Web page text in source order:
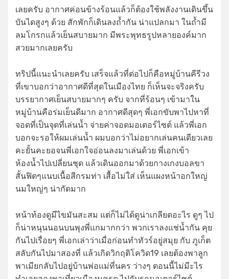
เลยครับ อากาศค่อนข้างร้อนแล้วก็ต้องใช้พลังงานเดินขึ้น
บันไดสูงๆ ด้วย สักพักก็เดินลงถ้ำกัน น่าแปลกมา ในถ้ำมี
ลมโกรกแล้วเย็นสบายมาก มีพระพุทธรูปหลายองค์มาก
สวยมากเลยครับ
ทริปนี้แนะนำเลยครับ เสร็จแล้วที่ต่อไปก็คือหมู่บ้านคีรีวง
ที่เขาบอกว่าอากาศดีที่สุดในเมืองไทย ก็เห็นจะจริงครับ
บรรยากาศเย็นสบายมากๆ ครับ จากที่ร้อนๆ เข้ามาใน
หมู่บ้านคือร่มเย็นดีมาก อากาศดีสุดๆ พี่เอกขับพาไปหาที่
จอดที่เป็นจุดที่เล่นน้ำ จ่ายค่าจอดมอเตอร์ไซต์ แล้วพี่เอก
บอกจะรอให้ผมเล่นน้ำ ผมบอกว่าไม่อยากเล่นคนเดียวเลย
คะยั้นคะยอจนพี่เอกใจอ่อนลงมาเล่นด้วย พี่เอกเข้า
ห้องน้ำไปเปลี่ยนชุด แล้วเดินออกมาด้วยกางเกงบอลขา
สั้นฟิตๆแนบเนื้อสีกรมท่า เสื้อไม่ใส่ เห็นแผงหน้าอกใหญ่
นมใหญ่ๆ น่ากัดมาก
หน้าท้องดูมีไขมันสะสม แต่ก็ไม่ได้ดูน่าเกลียดอะไร ดูๆ ไป
ก็น่าหนุนนอนบนพุงพี่แกมากกว่า พวกเราลงแช่น้ำกัน คุย
กันไปเรื่อยๆ พี่เอกเล่าว่าเมื่อก่อนทำทัวร์อยู่สมุย กับ ภูเก็ต
สลับกันไปมาสองที่ แล้วเกิดวิกฤติโควิด19 เลยต้องพาลูก
พาเมียกลับไปอยู่บ้านพ่อแม่ที่นคร ว่างๆ ตอนนี้ไม่มีะไร